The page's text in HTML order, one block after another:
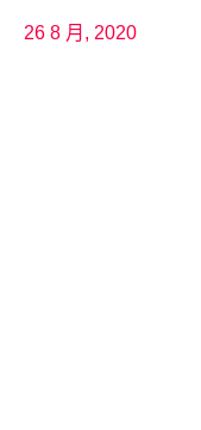
26 8 月, 2020